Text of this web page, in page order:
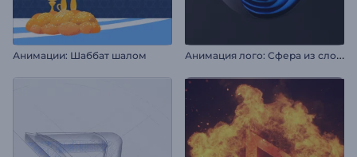
Анимации: Шаббат шалом А
нимация лого: Сфера из слоев